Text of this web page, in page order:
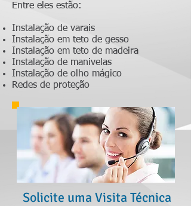
Entre eles estão:
Instalação de varais
Instalação em teto de gesso
Instalação em teto de madeira
Instalação de manivelas
Instalação de olho mágico
Redes de proteção
Solicite uma Visita Técnica